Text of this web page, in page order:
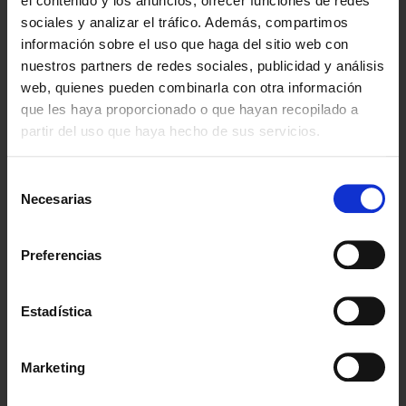
sociales y analizar el tráfico. Además, compartimos
información sobre el uso que haga del sitio web con
nuestros partners de redes sociales, publicidad y análisis
web, quienes pueden combinarla con otra información
que les haya proporcionado o que hayan recopilado a
partir del uso que haya hecho de sus servicios.
Necesarias
Preferencias
Estadística
Marketing
humanos y bots.
wordpress
_test_cook
ie
www.abog
adoenlanz
arote.es
Utilizada para
comprobar si el
navegador del
usuario admite
cookies.
Sesión
ports